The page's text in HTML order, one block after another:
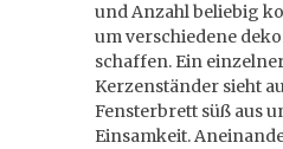
und Anzahl beliebig
um verschiedene
schaffen. Ein
Kerzenständer sieht
Fensterbrett süß aus
Einsamkeit.